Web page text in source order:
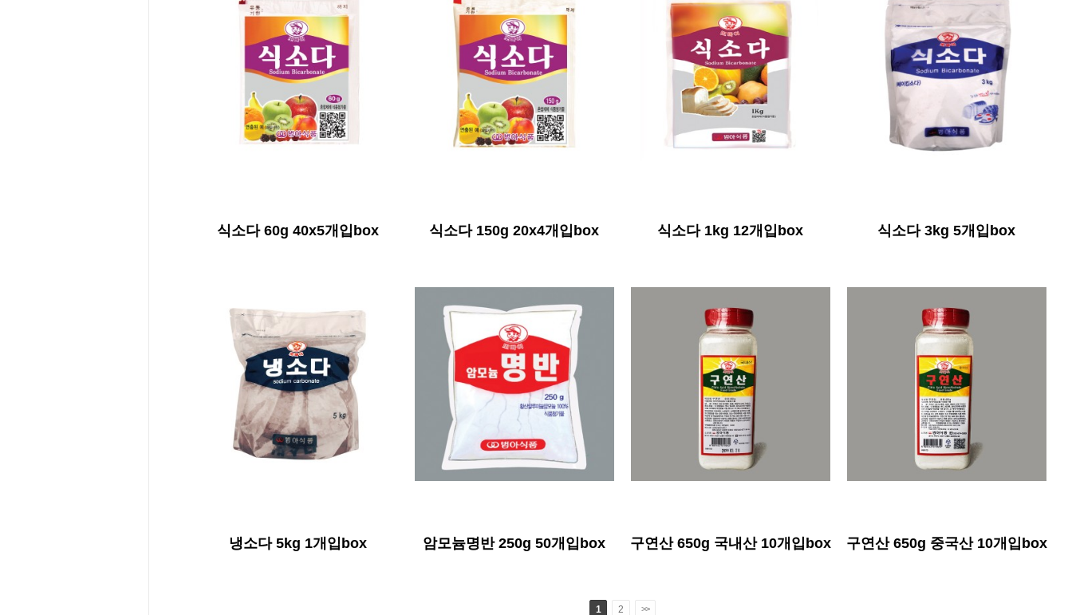
식소다 60g 40x5개입box 식소다 150g 20x4개입box 식소다 1kg 12개입box 식소다 3kg 5개입box
냉소다 5kg 1개입box 암모늄명반 250g 50개입box 구연산 650g 국내산 10개입box 구연산 650g 중국산 10개입box
1 2 >>